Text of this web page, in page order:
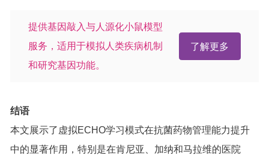
提供基因敲入与人源化小鼠模型
服务，适用于模拟人类疾病机制
和研究基因功能。
了解更多
结语
本文展示了虚拟ECHO学习模式在抗菌药物管理能力提升
中的显著作用，特别是在肯尼亚、加纳和马拉维的医院